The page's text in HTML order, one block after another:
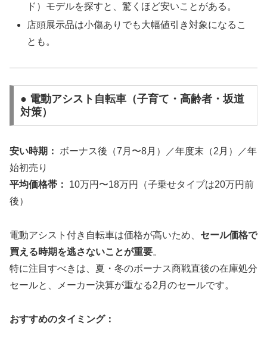
ド）モデルを探すと、驚くほど安いことがある。
店頭展示品は小傷ありでも大幅値引き対象になるこ
とも。
● 電動アシスト自転車（子育て・高齢者・坂道
対策）
安い時期：
ボーナス後（7月〜8月）／年度末（2月）／年
始初売り
平均価格帯：
10万円〜18万円（子乗せタイプは20万円前
後）
電動アシスト付き自転車は価格が高いため、 セール価格で
買える時期を逃さないことが重要。
特に注目すべきは、夏・冬のボーナス商戦直後の在庫処分
セールと、メーカー決算が重なる2月のセールです。
おすすめのタイミング：